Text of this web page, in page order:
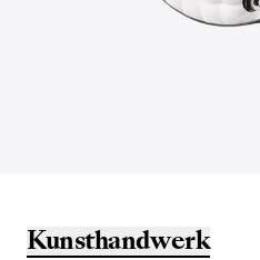
Kunsthandwerk